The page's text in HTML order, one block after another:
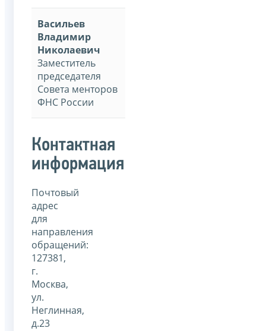
Васильев
Владимир
Николаевич
Заместитель
председателя
Совета менторов
ФНС России
Контактная
информация
Почтовый
адрес
для
направления
обращений:
127381,
г.
Москва,
ул.
Неглинная,
д.23